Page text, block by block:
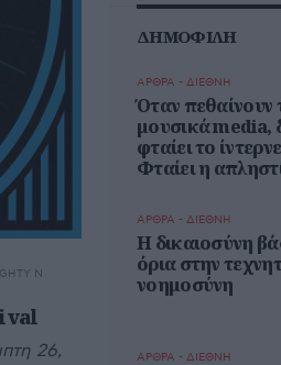
N
26,
ΔΗΜΟΦΙΛΗ
ΑΡΘΡΑ - ΔΙΕΘΝΗ
Όταν πεθαίνουν
μουσικά media,
φταίει το
Φταίει η
ΑΡΘΡΑ - ΔΙΕΘΝΗ
Η δικαιοσύνη
όρια στην
νοημοσύνη
ΑΡΘΡΑ - ΔΙΕΘΝΗ